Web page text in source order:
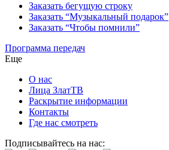
Заказать бегущую строку
Заказать “Музыкальный подарок”
Заказать “Чтобы помнили”
Программа передач
Еще
О нас
Лица ЗлатТВ
Раскрытие информации
Контакты
Где нас смотреть
Подписывайтесь на нас: